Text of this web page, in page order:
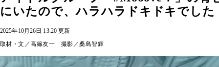
にいたので、ハラハラドキドキでした
2025年10月26日 13:20 更新
取材・文／高篠友一 撮影／桑島智輝